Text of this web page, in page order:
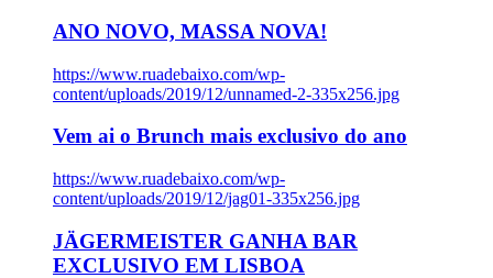
ANO NOVO, MASSA NOVA!
https://www.ruadebaixo.com/wp-
content/uploads/2019/12/unnamed-2-335x256.jpg
Vem ai o Brunch mais exclusivo do ano
https://www.ruadebaixo.com/wp-
content/uploads/2019/12/jag01-335x256.jpg
JÄGERMEISTER GANHA BAR
EXCLUSIVO EM LISBOA